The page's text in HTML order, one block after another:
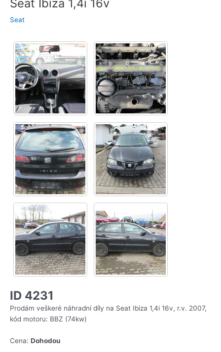
Seat Ibiza 1,4i 16v
Seat
ID 4231
Prodám veškeré náhradní díly na Seat Ibiza 1,4i 16v, r.v. 2007,
kód motoru: BBZ (74kw)
Cena: Dohodou